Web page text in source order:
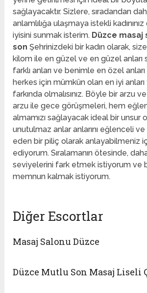
sağlayacaktır. Sizlere, sıradandan
anlamlılığa ulaşmaya istekli
iyisini sunmak isterim. Düzce
son Şehrinizdeki bir kadın olarak,
kilom ile en güzel ve en güzel anları
farklı anları ve benimle en özel
herkes için mümkün olan en iyi anları
farkında olmalısınız. Böyle bir arzu
arzu ile gece görüşmeleri, hem
almamızı sağlayacak ideal bir unsur
unutulmaz anlar anlarını eğlenceli
eden bir piliç olarak anlayabilmeniz
ediyorum. Sıralamanın ötesinde,
seviyelerini fark etmek istiyorum ve
memnun kalmak istiyorum.
Diğer Escortlar
Masaj Salonu Düzce
Düzce Mutlu Son Masaj Liseli